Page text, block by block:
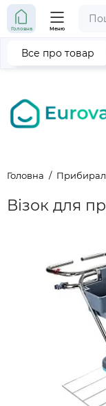
Головна Меню
Головна
Візок для
Все про товар